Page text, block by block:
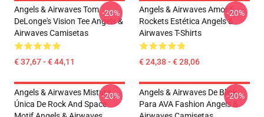
Angels & Airwaves Tom
DeLonge's Vision Tee Angels &
Airwaves Camisetas
€ 37,67 - € 44,11
-20%
Angels & Airwaves Amor E
Rockets Estética Angels &
Airwaves T-Shirts
€ 24,38 - € 28,06
-20%
Angels & Airwaves Mistura
Única De Rock And Space
-20%
Angels & Airwaves De Blink
Para AVA Fashion Angels &
-20%